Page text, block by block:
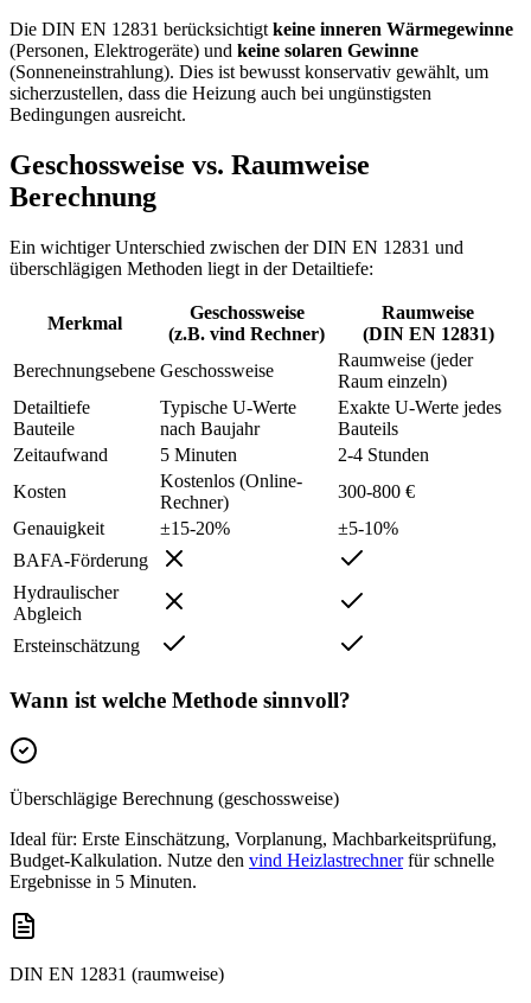
Die DIN EN 12831 berücksichtigt keine inneren Wärmegewinne
(Personen, Elektrogeräte) und keine solaren Gewinne
(Sonneneinstrahlung). Dies ist bewusst konservativ gewählt, um
sicherzustellen, dass die Heizung auch bei ungünstigsten
Bedingungen ausreicht.
Geschossweise vs. Raumweise
Berechnung
Ein wichtiger Unterschied zwischen der DIN EN 12831 und
überschlägigen Methoden liegt in der Detailtiefe:
Merkmal
Geschossweise
(z.B. vind Rechner)
Raumweise
(DIN EN 12831)
Berechnungsebene Geschossweise
Raumweise (jeder
Raum einzeln)
Detailtiefe
Bauteile
Typische U-Werte
nach Baujahr
Exakte U-Werte jedes
Bauteils
Zeitaufwand
5 Minuten
2-4 Stunden
Kosten
Kostenlos (Online-
Rechner)
300-800 €
Genauigkeit
±15-20%
±5-10%
BAFA-Förderung
Hydraulischer
Abgleich
Ersteinschätzung
Wann ist welche Methode sinnvoll?
Überschlägige Berechnung (geschossweise)
Ideal für: Erste Einschätzung, Vorplanung, Machbarkeitsprüfung,
Budget-Kalkulation. Nutze den vind Heizlastrechnerfür schnelle
Ergebnisse in 5 Minuten.
DIN EN 12831 (raumweise)